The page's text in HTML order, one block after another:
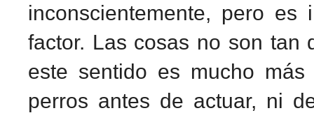
inconscientemente, pero
factor. Las cosas no son
este sentido es mucho
perros antes de actuar, ni